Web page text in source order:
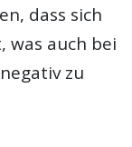
dass sich
was auch bei
zu